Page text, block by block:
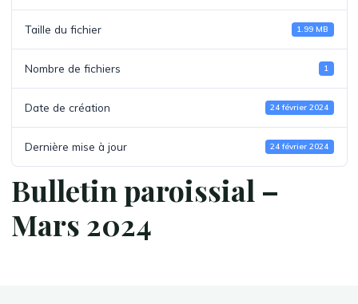
Taille du fichier 1.99 MB
Nombre de fichiers 1
Date de création 24 février 2024
Dernière mise à jour 24 février 2024
Bulletin paroissial –
Mars 2024